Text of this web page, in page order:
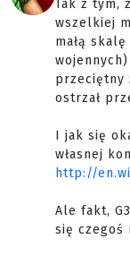
Tak z tym,
wszelkiej
małą
przeciętny
ostrzał
I jak się
własnej
http://
Ale fakt,
się czegoś